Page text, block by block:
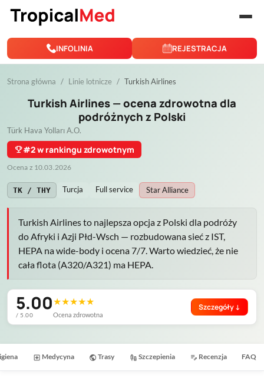
Przejdź do treści
INFOLINIA REJESTRACJA
Strona główna Linie lotnicze Turkish Airlines
Turkish Airlines — ocena zdrowotna dla
podróżnych z Polski
Türk Hava Yolları A.O.
emoji_events#2 w rankingu zdrowotnym
Ocena z 10.03.2026
TK / THY Turcja Full service Star Alliance
Turkish Airlines to najlepsza opcja z Polski dla podróży
do Afryki i Azji Płd-Wsch — rozbudowana sieć z IST,
HEPA na wide-body i ocena 7/7. Warto wiedzieć, że nie
cała flota (A320/A321) ma HEPA.
5.00
/ 5.00
★★★★★
Ocena zdrowotna
Szczegóły ↓
local_hospital Medycyna public Trasy vaccines Szczepienia edit_note Recenzja FAQ